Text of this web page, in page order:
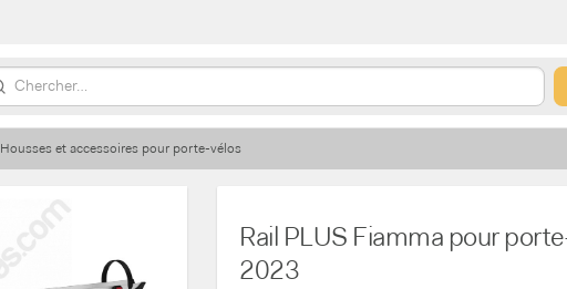
Housses et accessoires pour porte-vélos
Rail PLUS Fiamma pour
2023